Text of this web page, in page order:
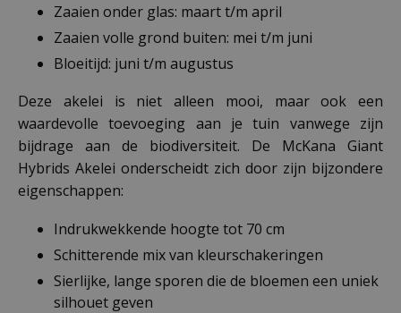
Zaaien onder glas: maart t/m april
Zaaien volle grond buiten: mei t/m juni
Bloeitijd: juni t/m augustus
Deze akelei is niet alleen mooi, maar ook een
waardevolle toevoeging aan je tuin vanwege zijn
bijdrage aan de biodiversiteit. De McKana Giant
Hybrids Akelei onderscheidt zich door zijn bijzondere
eigenschappen:
Indrukwekkende hoogte tot 70 cm
Schitterende mix van kleurschakeringen
Sierlijke, lange sporen die de bloemen een uniek
silhouet geven